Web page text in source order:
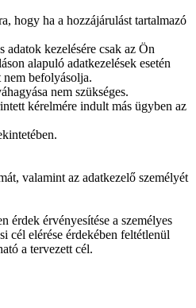
hogy ha a hozzájárulást tartalmazó
adatok kezelésére csak az Ön
alapuló adatkezelések esetén
nem befolyásolja.
nem szükséges.
kérelmére indult más ügyben az
valamint az adatkezelő személyét
érdek érvényesítése a személyes
cél elérése érdekében feltétlenül
a tervezett cél.